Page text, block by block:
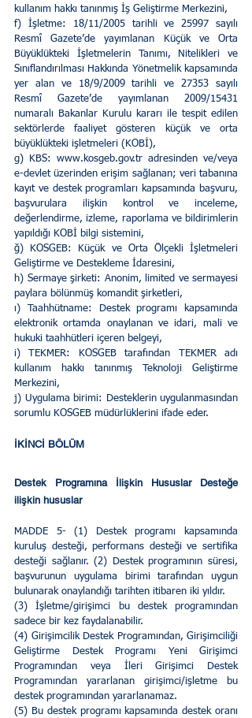
kullanım hakkı tanınmış İş Geliştirme Merkezini,
f) İşletme: 18/11/2005 tarihli ve 25997 sayılı
Resmî Gazete’de yayımlanan Küçük ve Orta
Büyüklükteki İşletmelerin Tanımı, Nitelikleri ve
Sınıflandırılması Hakkında Yönetmelik kapsamında
yer alan ve 18/9/2009 tarihli ve 27353 sayılı
Resmî Gazete’de yayımlanan 2009/15431
numaralı Bakanlar Kurulu kararı ile tespit edilen
sektörlerde faaliyet gösteren küçük ve orta
büyüklükteki işletmeleri (KOBİ),
g) KBS: www.kosgeb.gov.tr adresinden ve/veya
e-devlet üzerinden erişim sağlanan; veri tabanına
kayıt ve destek programları kapsamında başvuru,
başvurulara ilişkin kontrol ve inceleme,
değerlendirme, izleme, raporlama ve bildirimlerin
yapıldığı KOBİ bilgi sistemini,
ğ) KOSGEB: Küçük ve Orta Ölçekli İşletmeleri
Geliştirme ve Destekleme İdaresini,
h) Sermaye şirketi: Anonim, limited ve sermayesi
paylara bölünmüş komandit şirketleri,
ı) Taahhütname: Destek programı kapsamında
elektronik ortamda onaylanan ve idari, mali ve
hukuki taahhütleri içeren belgeyi,
i) TEKMER: KOSGEB tarafından TEKMER adı
kullanım hakkı tanınmış Teknoloji Geliştirme
Merkezini,
j) Uygulama birimi: Desteklerin uygulanmasından
sorumlu KOSGEB müdürlüklerini ifade eder.
İKİNCİ BÖLÜM
Destek Programına İlişkin Hususlar Desteğe
ilişkin hususlar
MADDE 5- (1) Destek programı kapsamında
kuruluş desteği, performans desteği ve sertifika
desteği sağlanır. (2) Destek programının süresi,
başvurunun uygulama birimi tarafından uygun
bulunarak onaylandığı tarihten itibaren iki yıldır.
(3) İşletme/girişimci bu destek programından
sadece bir kez faydalanabilir.
(4) Girişimcilik Destek Programından, Girişimciliği
Geliştirme Destek Programı Yeni Girişimci
Programından veya İleri Girişimci Destek
Programından yararlanan girişimci/işletme bu
destek programından yararlanamaz.
(5) Bu destek programı kapsamında destek oranı